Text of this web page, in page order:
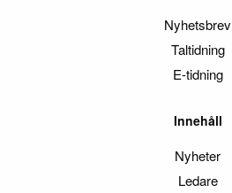
Nyhetsbrev
Taltidning
E-tidning
Innehåll
Nyheter
Ledare